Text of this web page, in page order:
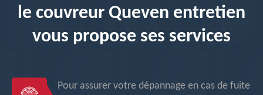
le couvreur Queven entretien
vous propose ses services
Pour assurer votre dépannage en cas de fuite